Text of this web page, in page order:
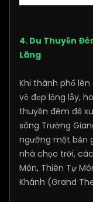
4. Du Thuyền
Lăng
Khi thành phố
vẻ đẹp lộng lẫy,
thuyền đêm để
sông Trường
ngưỡng một bản
nhà chọc trời,
Môn, Thiên Tự
Khánh (Grand